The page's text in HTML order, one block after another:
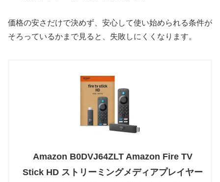
価格の安さだけで決めず、安心して使い始められる条件が
そろっているかまで見ると、失敗しにくくなります。
Amazon B0DVJ64ZLT Amazon Fire TV
Stick HD ストリーミングメディアプレイヤー